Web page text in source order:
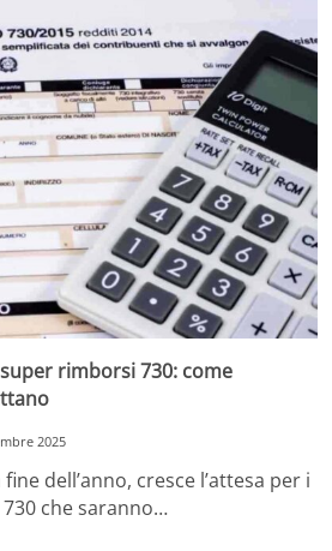
rimborsi 730: come
2025
dell’anno, cresce l’attesa per i
che saranno…